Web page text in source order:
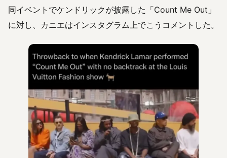
同イベントでケンドリックが披露した「Count Me Out」
に対し、カニエはインスタグラム上でこうコメントした。